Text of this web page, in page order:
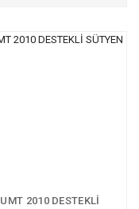
UMT 2010 DESTEKLİ